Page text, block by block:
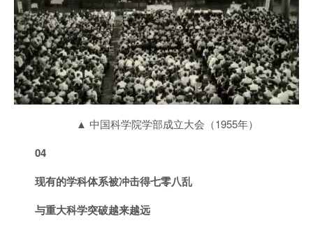
▲ 中国科学院学部成立大会（1955年）
04
现有的学科体系被冲击得七零八乱
与重大科学突破越来越远